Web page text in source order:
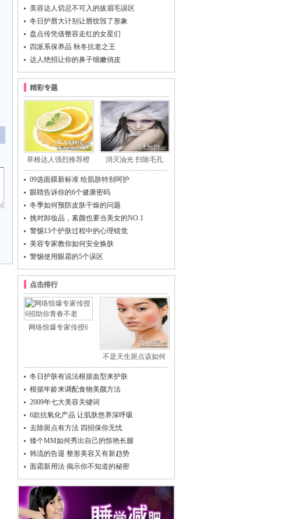
美容达人切忌不可入的拔眉毛误区
冬日护唇大计别让唇纹毁了形象
盘点传凭借整容走红的女星们
四派系保养品 秋冬抗老之王
达人绝招让你的鼻子细嫩俏皮
精彩专题
草根达人强烈推荐橙 消灭油光 扫除毛孔
09选面膜新标准 给肌肤特别呵护
眼睛告诉你的6个健康密码
冬季如何预防皮肤干燥的问题
挑对卸妆品，素颜也要当美女的NO.1
警惕13个护肤过程中的心理错觉
美容专家教你如何安全焕肤
警惕使用眼霜的5个误区
点击排行
网络惊爆专家传授6
不是天生斑点该如何
冬日护肤有说法根据血型来护肤
根据年龄来调配食物美颜方法
2009年七大美容关键词
6款抗氧化产品 让肌肤悠养深呼吸
去除斑点有方法 四招保你无忧
矮个MM如何秀出自己的惊艳长腿
韩流的告退 整形美容又有新趋势
面霜新用法 揭示你不知道的秘密